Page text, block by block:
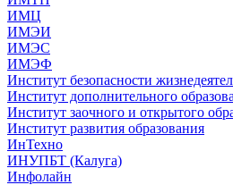
ИМЦ
ИМЭИ
ИМЭС
ИМЭФ
Институт безопасности
Институт дополнительного
Институт заочного и открытого
Институт развития образования
ИнТехно
ИНУПБТ (Калуга)
Инфолайн